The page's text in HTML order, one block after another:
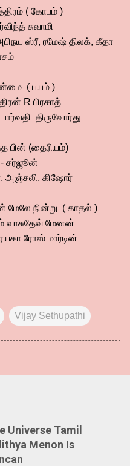
( கோபம் )
சுவாமி
ஸ்ரீ, ரமேஷ் திலக், கீதா
( பயம் )
R பிரசாத்
திருவோர்து
பின் (தைரியம்)
சர்ஜூன்
அஞ்சலி, கிஷோர்
மேலே நின்று ( காதல் )
மேனன்
ரோஸ் மார்டின்
Vijay Sethupathi
Universe Tamil
Menon Is